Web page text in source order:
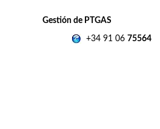
Gestión de PTGAS
+34 91 06 75564